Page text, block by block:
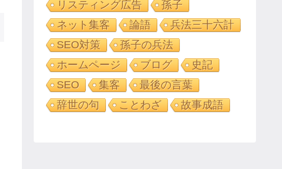
リスティング広告
孫子
ネット集客
論語
兵法三十六計
SEO対策
孫子の兵法
ホームページ
ブログ
史記
SEO
集客
最後の言葉
辞世の句
ことわざ 故事成語